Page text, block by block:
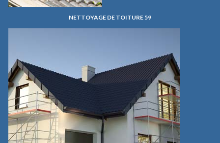
NETTOYAGE DE TOITURE 59